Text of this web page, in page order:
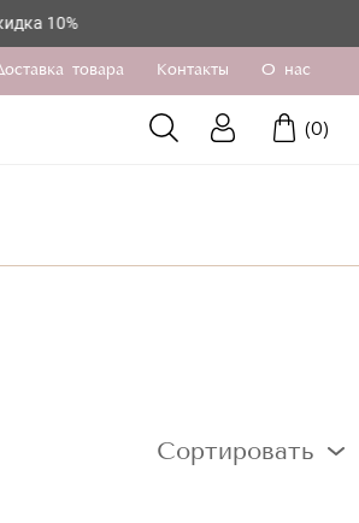
товара Контакты О нас
(0)
Сортировать